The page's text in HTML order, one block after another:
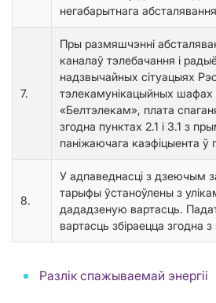
негабарытнага
7.
Пры размяшчэнні
каналаў тэлебачання і
надзвычайных сітуацыях
тэлекамунікацыйных шафах
«Белтэлекам», плата
згодна пунктах 2.1 і 3.1 з
паніжаючага каэфіцыента
8.
У адпаведнасці з дзеючым
тарыфы ўстаноўлены з
дададзеную вартасць.
вартасць збіраецца згодна
Разлік спажываемай энергіі